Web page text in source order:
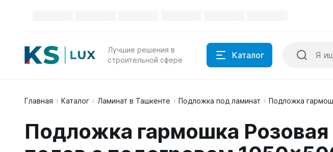
Лучшие решения в
строительной сфере
Каталог
Главная Каталог Ламинат в Ташкенте Подложка под ламинат Подложка
Подложка гармошка